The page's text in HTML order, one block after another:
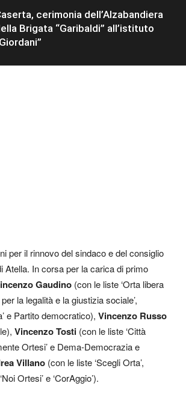
cerimonia dell’Alzabandiera
Brigata “Garibaldi” all’istituto
per il rinnovo del sindaco e del consiglio
Atella. In corsa per la carica di primo
Gaudino (con le liste ‘Orta libera
la legalità e la giustizia sociale’,
e Partito democratico), Vincenzo Russo
Vincenzo Tosti (con le liste ‘Città
Ortesi’ e Dema-Democrazia e
Villano (con le liste ‘Scegli Orta’,
Ortesi’ e ‘CorAggio’).